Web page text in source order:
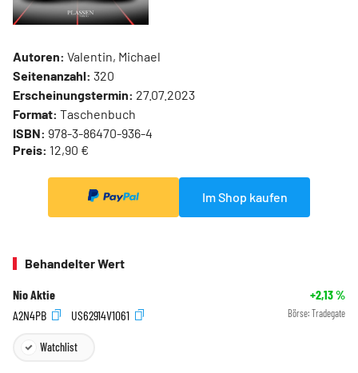
Autoren: Valentin, Michael
Seitenanzahl: 320
Erscheinungstermin: 27.07.2023
Format: Taschenbuch
ISBN: 978-3-86470-936-4
Preis: 12,90 €
Im Shop kaufen
Behandelter Wert
Nio Aktie +2,13%
A2N4PB
US62914V1061 Börse: Tradegate
Watchlist